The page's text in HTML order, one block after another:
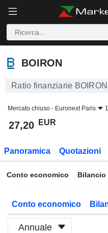
BOIRON
BOIRON
Ratio finanziarie BOIRON
Mercato chiuso - Euronext Paris
27,20 EUR
Panoramica Quotazioni
Conto economico Bilancio
Conto economico
Annuale